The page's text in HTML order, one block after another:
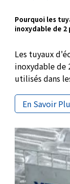
Pourquoi les
inoxydable de 2
Les tuyaux
inoxydable de
utilisés dans
section avant
médiane, ces
stabilité de
vibrations et
maintenance
échelle.
En Savoir